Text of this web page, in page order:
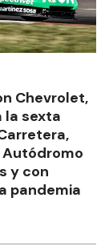
Chevrolet,
la sexta
Autódromo
y con
pandemia